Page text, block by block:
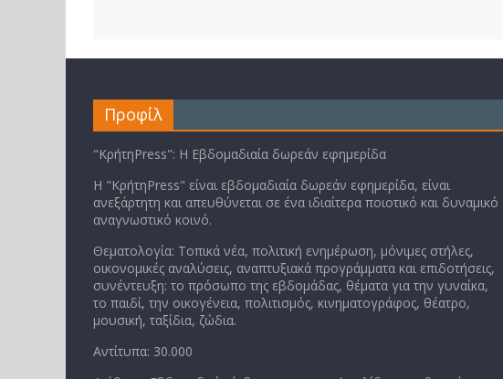
Προφίλ
"ΚρήτηPress": Η Εβδομαδιαία δωρεάν εφημερίδα
Η "ΚρήτηPress" είναι εβδομαδιαία δωρεάν εφημερίδα, είναι
ανεξάρτητη και απευθύνεται σε ένα ιδιαίτερα ποιοτικό και δυναμικό
αναγνωστικό κοινό.
Θεματολογία: Τοπικά νέα, πολιτική ενημέρωση, μόνιμες στήλες,
οικονομικές αναλύσεις, αναπτυξιακά προγράμματα και επιδοτήσεις,
συνέντευξη: το πρόσωπο της εβδομάδας, θέματα για την γυναίκα,
το παιδί, την οικογένεια, πολιτισμός, κινηματογράφος, θέατρο,
μουσική, ταξίδια, ζώδια.
Αντίτυπα: 30.000